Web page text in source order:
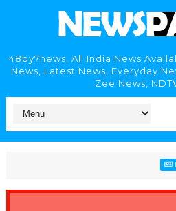
48by7news, All India News
News, Latest News, Everyday
Zee News,